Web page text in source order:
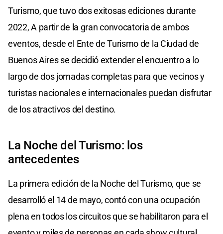
Turismo, que tuvo dos exitosas ediciones durante
2022, A partir de la gran convocatoria de ambos
eventos, desde el Ente de Turismo de la Ciudad de
Buenos Aires se decidió extender el encuentro a lo
largo de dos jornadas completas para que vecinos y
turistas nacionales e internacionales puedan disfrutar
de los atractivos del destino.
La Noche del Turismo: los
antecedentes
La primera edición de la Noche del Turismo, que se
desarrolló el 14 de mayo, contó con una ocupación
plena en todos los circuitos que se habilitaron para el